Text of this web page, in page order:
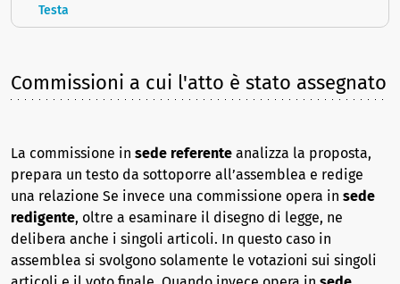
Testa
Commissioni a cui l'atto è stato assegnato
La commissione in sede referente analizza la proposta,
prepara un testo da sottoporre all’assemblea e redige
una relazione Se invece una commissione opera in sede
redigente, oltre a esaminare il disegno di legge, ne
delibera anche i singoli articoli. In questo caso in
assemblea si svolgono solamente le votazioni sui singoli